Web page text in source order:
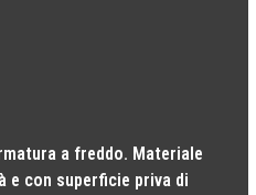
a freddo. Materiale
e con superficie priva di